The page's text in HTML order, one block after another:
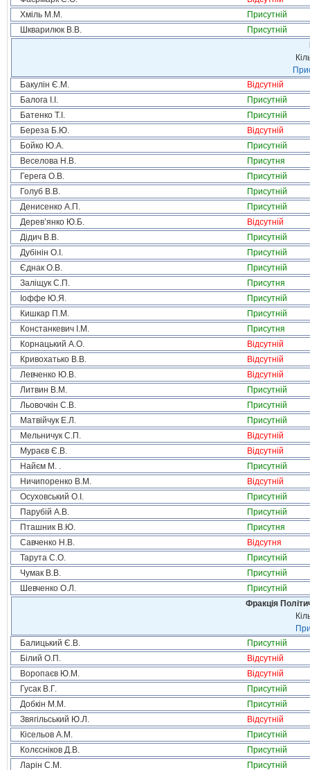
Хміль М.М.
Присутній
Шкварилюк В.В.
Присутній
Бакулін Є.М.
Відсутній
Балога І.І.
Присутній
Батенко Т.І.
Присутній
Береза Б.Ю.
Відсутній
Бойко Ю.А.
Присутній
Веселова Н.В.
Присутня
Герега О.В.
Присутній
Голуб В.В.
Присутній
Денисенко А.П.
Присутній
Дерев’янко Ю.Б.
Відсутній
Дідич В.В.
Присутній
Дубінін О.І.
Присутній
Єднак О.В.
Присутній
Заліщук С.П.
Присутня
Іоффе Ю.Я.
Присутній
Кишкар П.М.
Присутній
Констанкевич І.М.
Присутня
Корнацький А.О.
Відсутній
Кривохатько В.В.
Відсутній
Левченко Ю.В.
Відсутній
Литвин В.М.
Присутній
Льовочкін С.В.
Присутній
Матвійчук Е.Л.
Присутній
Мельничук С.П.
Відсутній
Мураєв Є.В.
Відсутній
Найєм М. .
Присутній
Ничипоренко В.М.
Відсутній
Осуховський О.І.
Присутній
Парубій А.В.
Присутній
Пташник В.Ю.
Присутня
Савченко Н.В.
Відсутня
Тарута С.О.
Присутній
Чумак В.В.
Присутній
Шевченко О.Л.
Присутній
Фракція
Балицький Є.В.
Присутній
Білий О.П.
Відсутній
Воропаєв Ю.М.
Відсутній
Гусак В.Г.
Присутній
Добкін М.М.
Присутній
Звягільський Ю.Л.
Відсутній
Кісельов А.М.
Присутній
Колєсніков Д.В.
Присутній
Ларін С.М.
Присутній